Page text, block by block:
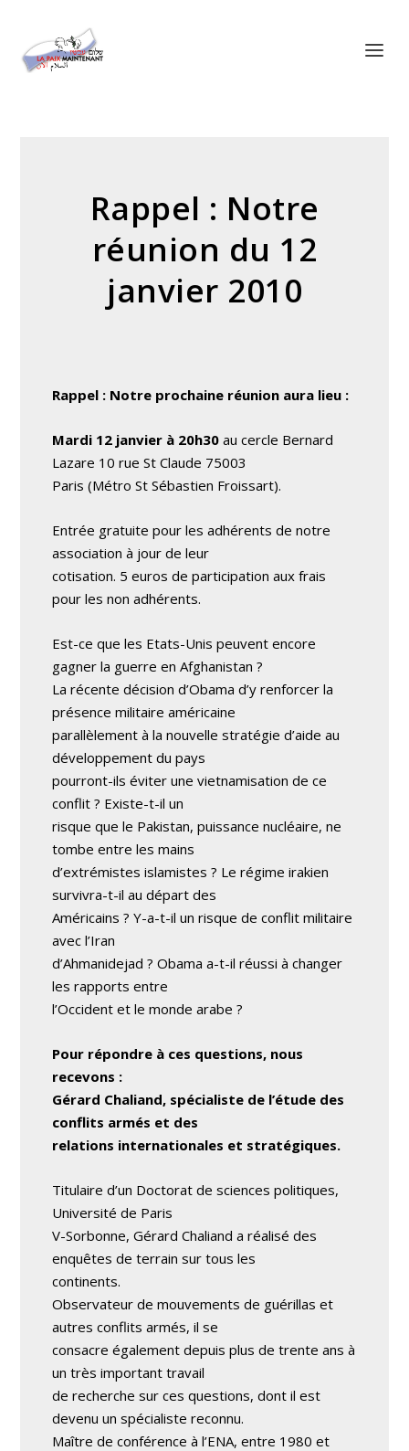
Rappel : Notre
réunion du 12
janvier 2010
Rappel : Notre prochaine réunion aura lieu :
Mardi 12 janvier à 20h30 au cercle Bernard
Lazare 10 rue St Claude 75003
Paris (Métro St Sébastien Froissart).
Entrée gratuite pour les adhérents de notre
association à jour de leur
cotisation. 5 euros de participation aux frais
pour les non adhérents.
Est-ce que les Etats-Unis peuvent encore
gagner la guerre en Afghanistan ?
La récente décision d’Obama d’y renforcer la
présence militaire américaine
parallèlement à la nouvelle stratégie d’aide au
développement du pays
pourront-ils éviter une vietnamisation de ce
conflit ? Existe-t-il un
risque que le Pakistan, puissance nucléaire, ne
tombe entre les mains
d’extrémistes islamistes ? Le régime irakien
survivra-t-il au départ des
Américains ? Y-a-t-il un risque de conflit militaire
avec l’Iran
d’Ahmanidejad ? Obama a-t-il réussi à changer
les rapports entre
l’Occident et le monde arabe ?
Pour répondre à ces questions, nous
recevons :
Gérard Chaliand, spécialiste de l’étude des
conflits armés et des
relations internationales et stratégiques.
Titulaire d’un Doctorat de sciences politiques,
Université de Paris
V-Sorbonne, Gérard Chaliand a réalisé des
enquêtes de terrain sur tous les
continents.
Observateur de mouvements de guérillas et
autres conflits armés, il se
consacre également depuis plus de trente ans à
un très important travail
de recherche sur ces questions, dont il est
devenu un spécialiste reconnu.
Maître de conférence à l’ENA, entre 1980 et